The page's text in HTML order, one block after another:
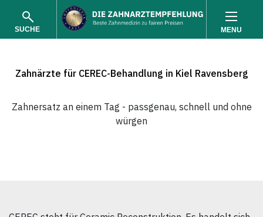
SUCHE MENU
Zahnärzte für CEREC-Behandlung in Kiel Ravensberg
Zahnersatz an einem Tag - passgenau, schnell und ohne
würgen